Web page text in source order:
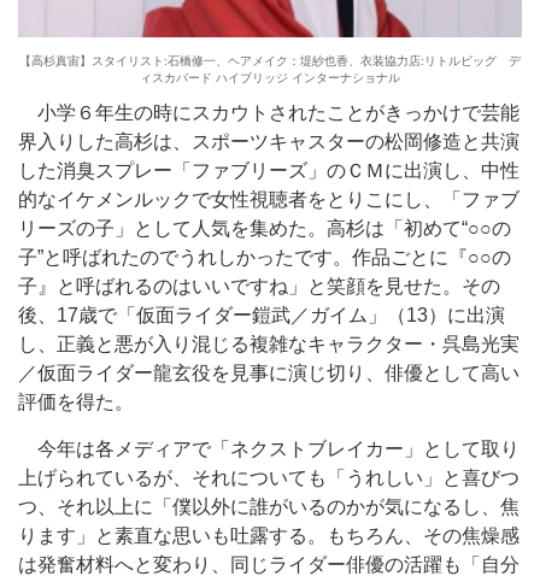
【高杉真宙】スタイリスト:石橋修一、ヘアメイク：堤紗也香、衣装協力店:リトルビッグ デ
ィスカバード ハイブリッジ インターナショナル
小学６年生の時にスカウトされたことがきっかけで芸能
界入りした高杉は、スポーツキャスターの松岡修造と共演
した消臭スプレー「ファブリーズ」のＣＭに出演し、中性
的なイケメンルックで女性視聴者をとりこにし、「ファブ
リーズの子」として人気を集めた。高杉は「初めて“○○の
子”と呼ばれたのでうれしかったです。作品ごとに『○○の
子』と呼ばれるのはいいですね」と笑顔を見せた。その
後、17歳で「仮面ライダー鎧武／ガイム」（13）に出演
し、正義と悪が入り混じる複雑なキャラクター・呉島光実
／仮面ライダー龍玄役を見事に演じ切り、俳優として高い
評価を得た。
今年は各メディアで「ネクストブレイカー」として取り
上げられているが、それについても「うれしい」と喜びつ
つ、それ以上に「僕以外に誰がいるのかが気になるし、焦
ります」と素直な思いも吐露する。もちろん、その焦燥感
は発奮材料へと変わり、同じライダー俳優の活躍も「自分